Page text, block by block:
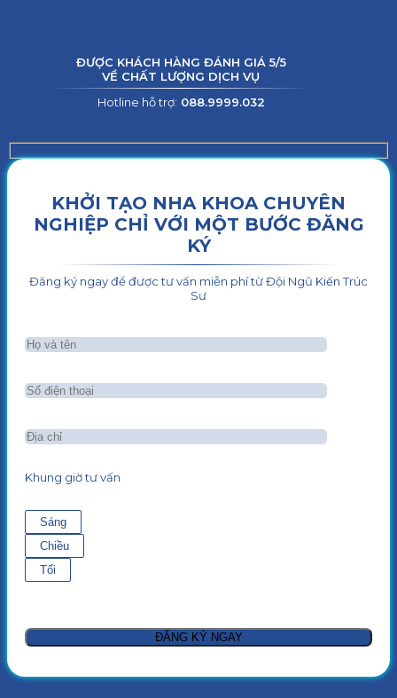
ĐƯỢC KHÁCH HÀNG ĐÁNH GIÁ 5/5
VỀ CHẤT LƯỢNG DỊCH VỤ
Hotline hỗ trợ: 088.9999.032
KHỞI TẠO NHA KHOA CHUYÊN
NGHIỆP CHỈ VỚI MỘT BƯỚC ĐĂNG
KÝ
Đăng ký ngay để được tư vấn miễn phí từ Đội Ngũ Kiến Trúc
Sư
Khung giờ tư vấn
Sáng
Chiều
Tối